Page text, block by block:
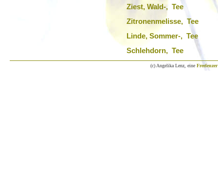
Ziest, Wald-, Tee
Zitronenmelisse, Tee
Linde, Sommer-, Tee
Schlehdorn, Tee
(c) Angelika Lenz, eine Freelenzer